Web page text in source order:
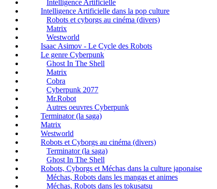
Intelligence Artificielle
Intelligence Artificielle dans la pop culture
Robots et cyborgs au cinéma (divers)
Matrix
Westworld
Isaac Asimov - Le Cycle des Robots
Le genre Cyberpunk
Ghost In The Shell
Matrix
Cobra
Cyberpunk 2077
Mr.Robot
Autres oeuvres Cyberpunk
Terminator (la saga)
Matrix
Westworld
Robots et Cyborgs au cinéma (divers)
Terminator (la saga)
Ghost In The Shell
Robots, Cyborgs et Méchas dans la culture japonaise
Méchas, Robots dans les mangas et animes
Méchas, Robots dans les tokusatsu